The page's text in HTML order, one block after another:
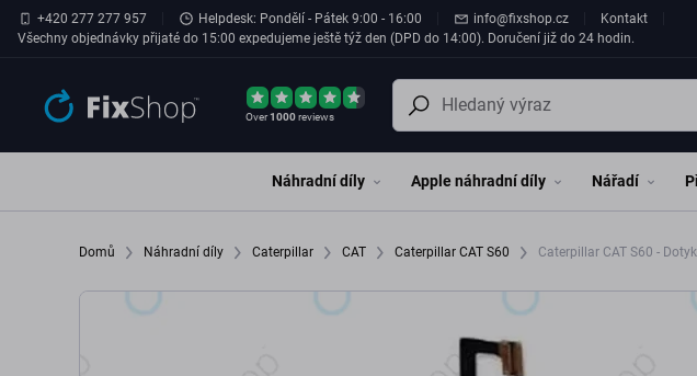
Přeskočit na hlavní obsah
+420 277 277 957 Helpdesk: Pondělí - Pátek 9:00 - 16:00 info@fixshop.cz
Kontakt
Všechny objednávky přijaté do 15:00 expedujeme ještě týž den (DPD do 14:00). Doručení již do 24 hodin.
Over1000reviews
Náhradní díly Apple náhradní díly Nářadí
Domů Náhradní díly Caterpillar CAT Caterpillar CAT S60 Caterpillar CAT S60 -